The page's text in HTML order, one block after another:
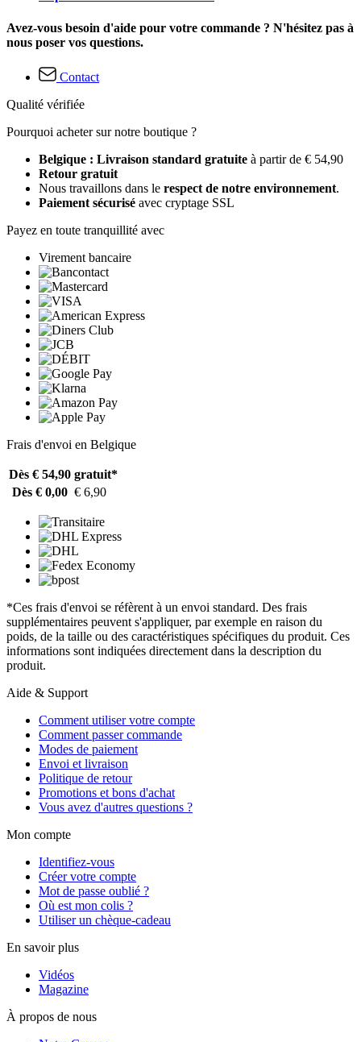
Avez-vous besoin d'aide pour votre commande ? N'hésitez pas à
nous poser vos questions.
Contact
Qualité vérifiée
Pourquoi acheter sur notre boutique ?
Belgique : Livraison standard gratuite à partir de € 54,90
Retour gratuit
Nous travaillons dans le respect de notre environnement.
Paiement sécurisé avec cryptage SSL
Payez en toute tranquillité avec
Virement bancaire
Frais d'envoi en Belgique
Dès € 54,90 gratuit*
Dès € 0,00 € 6,90
*Ces frais d'envoi se réfèrent à un envoi standard. Des frais
supplémentaires peuvent s'appliquer, par exemple en raison du
poids, de la taille ou des caractéristiques spécifiques du produit. Ces
informations sont indiquées directement dans la description du
produit.
Aide & Support
Comment utiliser votre compte
Comment passer commande
Modes de paiement
Envoi et livraison
Politique de retour
Promotions et bons d'achat
Vous avez d'autres questions ?
Mon compte
Identifiez-vous
Créer votre compte
Mot de passe oublié ?
Où est mon colis ?
Utiliser un chèque-cadeau
En savoir plus
Vidéos
Magazine
À propos de nous